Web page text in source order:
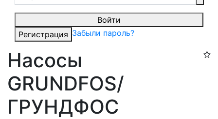
Войти
Регистрация Забыли пароль?
Насосы
GRUNDFOS/
ГРУНДФОС